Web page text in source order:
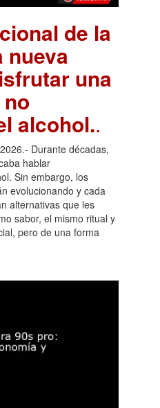
de la
nueva
una
alcohol..
Durante décadas,
hablar
Sin embargo, los
evolucionando y cada
alternativas que les
sabor, el mismo ritual y
pero de una forma